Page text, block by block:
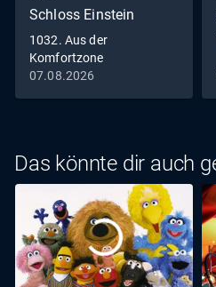
Schloss Einstein
1032. Aus der
Komfortzone
07.08.2026
Das könnte dir auch